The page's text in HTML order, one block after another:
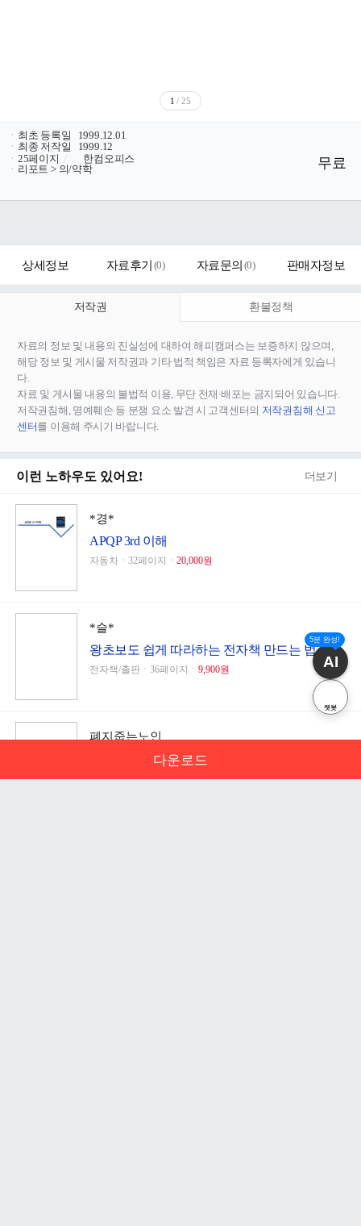
1 / 25
ㆍ 최초 등록일
1999.12.01
ㆍ 최종 저작일
1999.12
ㆍ 25페이지 /
한컴오피스
ㆍ 리포트 > 의/약학 무료
상세정보 자료후기 (0) 자료문의 (0) 판매자정보
저작권 환불정책
자료의 정보 및 내용의 진실성에 대하여 해피캠퍼스는 보증하지 않으며,
해당 정보 및 게시물 저작권과 기타 법적 책임은 자료 등록자에게 있습니
다.
자료 및 게시물 내용의 불법적 이용, 무단 전재∙배포는 금지되어 있습니다.
저작권침해, 명예훼손 등 분쟁 요소 발견 시 고객센터의 저작권침해 신고
센터를 이용해 주시기 바랍니다.
이런 노하우도 있어요! 더보기
*경*
APQP 3rd 이해
자동차ㆍ32페이지ㆍ 20,000원
*슬*
왕초보도 쉽게 따라하는 전자책 만드는 법
전자책/출판ㆍ36페이지ㆍ 9,900원
폐지줍는노인
이러닝 족보 / 강의요약본 활용 팁
학교ㆍ2페이지ㆍ3,000원
다운로드
5분 완성!
AI
챗봇